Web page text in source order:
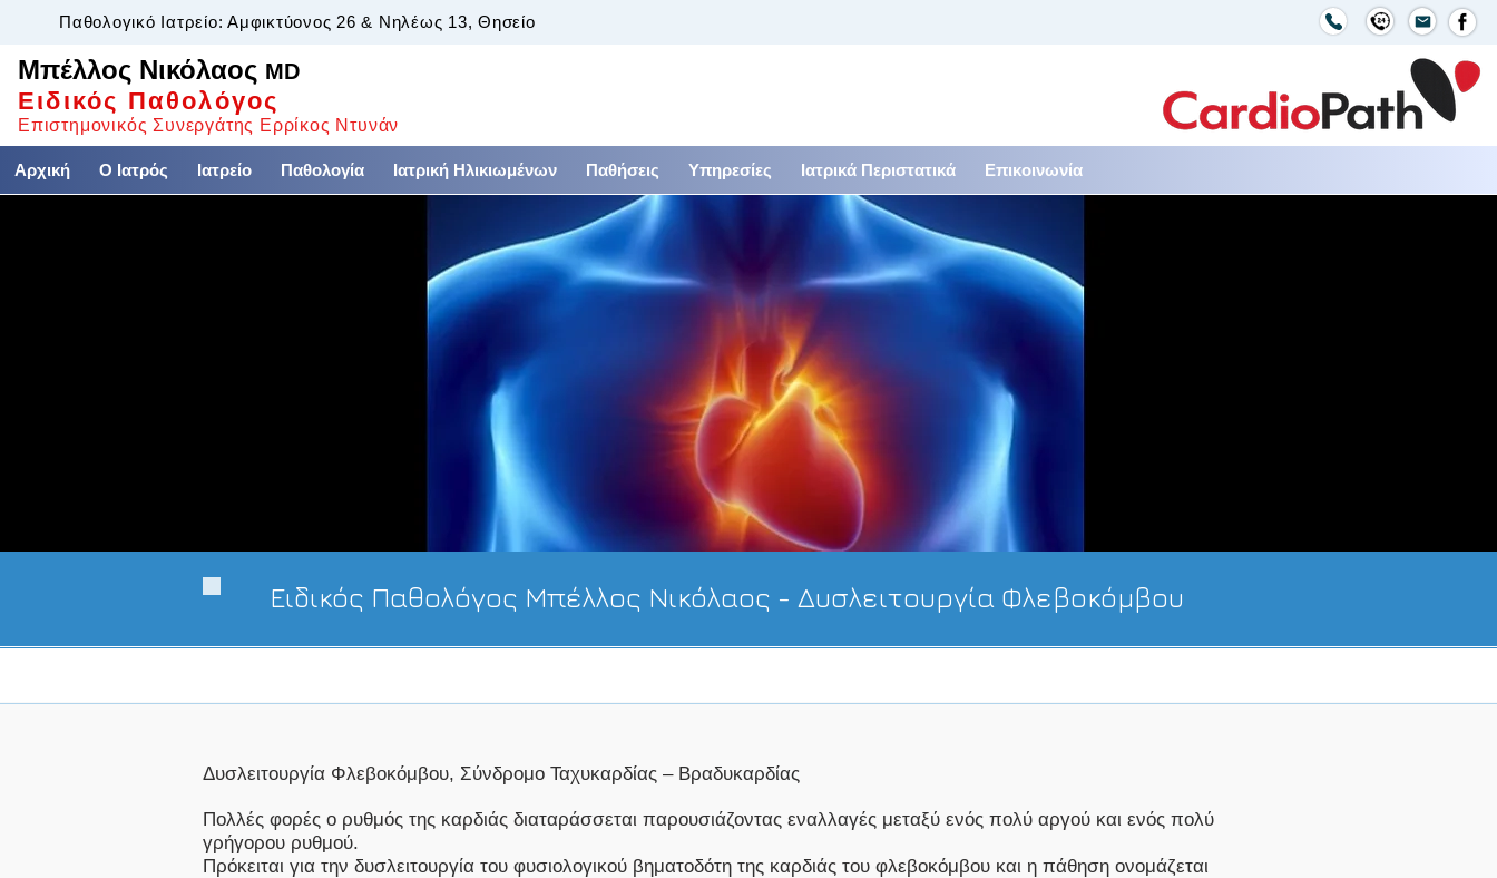
Παθολογικό Ιατρείο: Αμφικτύονος 26 & Νηλέως 13, Θησείο
Μπέλλος Νικόλαος MD
Ειδικός Παθολόγος
Επιστημονικός Συνεργάτης Ερρίκος Ντυνάν
Αρχική Ο Ιατρός Ιατρείο Παθολογία Ιατρική Ηλικιωμένων Παθήσεις Υπηρεσίες Ιατρικά Περιστατικά Επικοινωνία
Ειδικός Παθολόγος Μπέλλος Νικόλαος - Δυσλειτουργία Φλεβοκόμβου
Δυσλειτουργία Φλεβοκόμβου, Σύνδρομο Ταχυκαρδίας – Βραδυκαρδίας
Πολλές φορές ο ρυθμός της καρδιάς διαταράσσεται παρουσιάζοντας εναλλαγές μεταξύ ενός πολύ αργού και ενός πολύ
γρήγορου ρυθμού.
Πρόκειται για την δυσλειτουργία του φυσιολογικού βηματοδότη της καρδιάς του φλεβοκόμβου και η πάθηση ονομάζεται